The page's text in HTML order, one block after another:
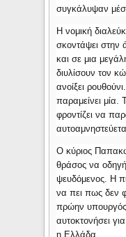
συγκάλυψαν
Η νομική
σκοντάψει
και σε μια
διυλίσουν τον
ανοίξει
παραμείνει μία.
φροντίζει να
Ο κύριος
θράσος να
ψευδόμενος. Η
να πει πως δεν
πρώην υπουργός
αυτοκτονήσει
η Ελλάδα.